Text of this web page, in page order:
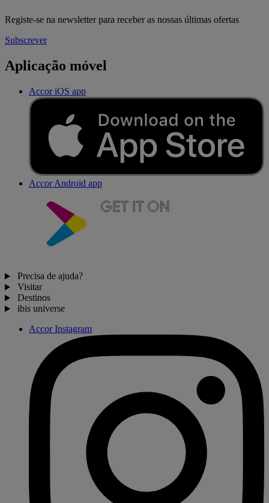
Registe-se na newsletter para receber as nossas últimas ofertas
Subscrever
Aplicação móvel
Accor iOS app
Accor Android app
Precisa de ajuda?
Visitar
Destinos
ibis universe
Accor Instagram